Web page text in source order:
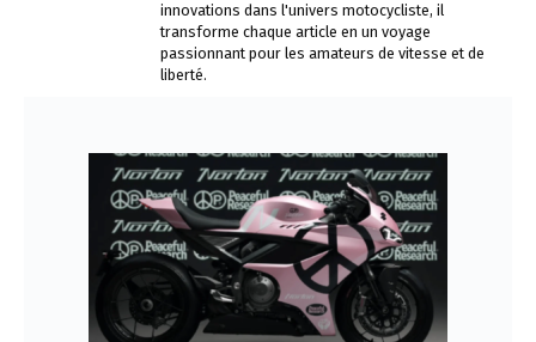
innovations dans l'univers motocycliste, il
transforme chaque article en un voyage
passionnant pour les amateurs de vitesse et de
liberté.